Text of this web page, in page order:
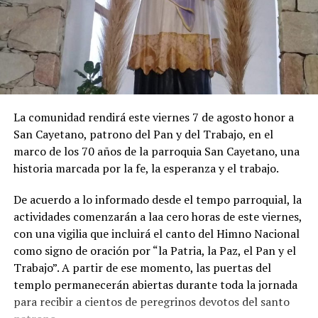
estacionales (10,9%), principalmente por las alzas en las
tarifas del alojamiento en hoteles por las vacaciones de
invierno, al igual que en los precios de los paquetes
vacacionales, de los pasajes aéreos y de las verduras.
se destacaron las subas en colegios privados y en las
tarifas de luz.
La comunidad rendirá este viernes 7 de agosto honor a
San Cayetano, patrono del Pan y del Trabajo, en el
marco de los 70 años de la parroquia San Cayetano, una
historia marcada por la fe, la esperanza y el trabajo.
De acuerdo a lo informado desde el tempo parroquial, la
actividades comenzarán a laa cero horas de este viernes,
con una vigilia que incluirá el canto del Himno Nacional
como signo de oración por “la Patria, la Paz, el Pan y el
Trabajo”. A partir de ese momento, las puertas del
templo permanecerán abiertas durante toda la jornada
para recibir a cientos de peregrinos devotos del santo